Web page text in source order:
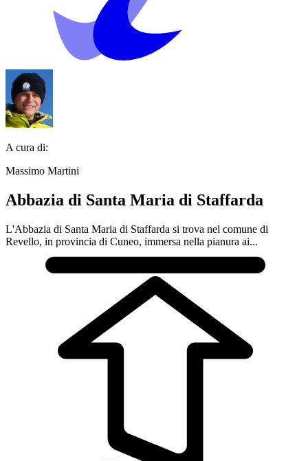
A cura di:
Massimo Martini
Abbazia di Santa Maria di Staffarda
L'Abbazia di Santa Maria di Staffarda si trova nel comune di
Revello, in provincia di Cuneo, immersa nella pianura ai...